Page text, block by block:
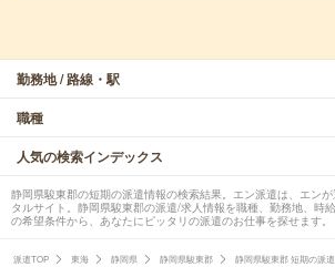
勤務地 / 路線・駅
職種
人気の検索インデックス
静岡県駿東郡の短期の派遣情報の検索結果。エン派遣は、エン
タルサイト。静岡県駿東郡の派遣/求人情報を職種、勤務地、時
の希望条件から、あなたにピッタリの派遣のお仕事を探せます。
派遣TOP 東海 静岡県 静岡県駿東郡 静岡県駿東郡 短期の派